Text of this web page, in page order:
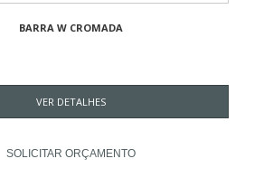
BARRA W CROMADA
VER DETALHES
SOLICITAR ORÇAMENTO